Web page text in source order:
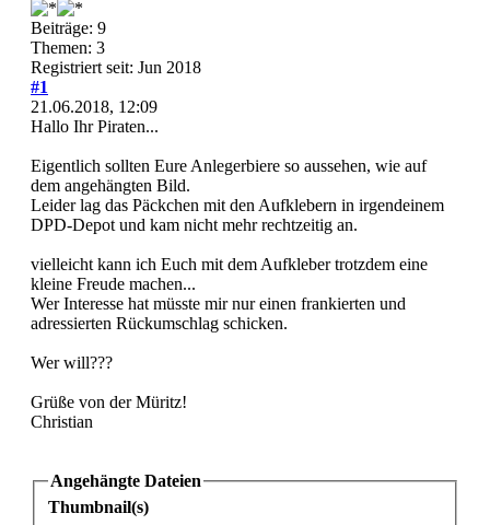
Beiträge: 9
Themen: 3
Registriert seit: Jun 2018
#1
21.06.2018, 12:09
Hallo Ihr Piraten...
Eigentlich sollten Eure Anlegerbiere so aussehen, wie auf
dem angehängten Bild.
Leider lag das Päckchen mit den Aufklebern in irgendeinem
DPD-Depot und kam nicht mehr rechtzeitig an.
vielleicht kann ich Euch mit dem Aufkleber trotzdem eine
kleine Freude machen...
Wer Interesse hat müsste mir nur einen frankierten und
adressierten Rückumschlag schicken.
Wer will???
Grüße von der Müritz!
Christian
Angehängte Dateien
Thumbnail(s)